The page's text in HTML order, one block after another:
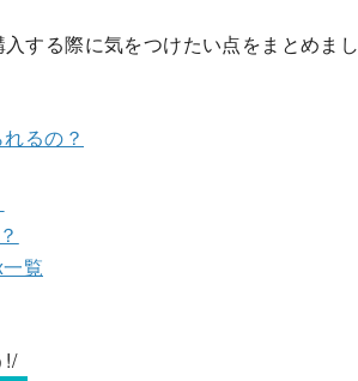
する際に気をつけたい点をまとめまし
るの？
覧
!/